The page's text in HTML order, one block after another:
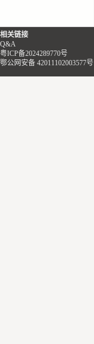
相关链接
Q&A
粤ICP备2024289770号
鄂公网安备 42011102003577号